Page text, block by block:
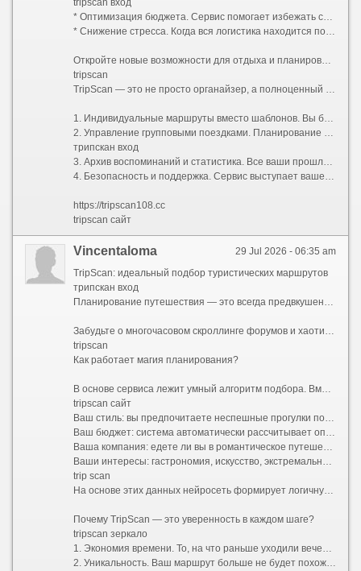
* Оптимизация бюджета. Сервис помогает избежать спонтанных и неоправданных трат. Он отслеживает динамику цен на выбранные направления, подсказывает наиболее выгодные даты для перелета и предлагает альтернативные локации поблизости, если основные точки вашего интереса оказываются слишком дорогими.
* Снижение стресса. Когда вся логистика находится под контролем надежного помощника, уровень тревоги падает до минимума. Вам больше не нужно держать в голове десятки деталей — Трипскан сам напомнит о регистрации на рейс, времени трансфера или начале оплаченной экскурсии.
Откройте новые возможности для отдыха и планирования
tripscan
TripScan — это не просто органайзер, а полноценный генератор впечатлений. Благодаря гибким настройкам персонализации, сервис открывает доступ к тем возможностям, которые идеально подходят именно вам:
1. Индивидуальные маршруты вместо шаблонов. Вы больше не зависите от стандартных туристических программ. Хотите гастрономический тур по нетуристическим районам Токио, поиск стрит-арта в Берлине или тихие ретриты в горах Алтая? Укажите свои интересы, и алгоритм выстроит уникальный путь, отражающий именно ваше видение идеального отдыха.
2. Управление групповыми поездками. Планирование отпуска с семьей или друзьями часто превращается в бесконечный чат с обсуждением деталей. В TripScan можно создать совместный проект путешествия, где каждый участник видит общее расписание, может добавлять свои идеи и отслеживать статус оплат.
трипскан вход
3. Архив воспоминаний и статистика. Все ваши прошлые поездки бережно сохраняются в личном кабинете. Это не только повод для приятной ностальгии, но и практичный инструмент: вы всегда можете поднять старые бронирования для отчета о командировке или вспомнить название того самого уютного кафе в Лиссабоне.
4. Безопасность и поддержка. Сервис выступает вашей страховкой в непредвиденных ситуациях. Если рейс отменен или изменились правила въезда, система оперативно уведомит вас и предложит актуальные варианты решения проблемы.
https://tripscan108.cc
tripscan сайт
29 Jul 2026 - 06:35 am
Vincentaloma
TripScan: идеальный подбор туристических маршрутов
трипскан вход
Планирование путешествия — это всегда предвкушение чуда, но на практике оно часто превращается в утомительный квест. Десятки открытых вкладок в браузере, бесконечные сравнения цен на отели и билеты, споры о том, какой музей посетить первым, а какой можно пропустить, страх упустить что-то по-настоящему важное — все это способно погасить энтузиазм еще до начала отпуска.
Забудьте о многочасовом скроллинге форумов и хаотичном составлении списков желаний. Представляем TripScan — ваш личный сервис для создания уникальных маршрутов, который превращает подготовку к поездке в увлекательную часть самого приключения.
tripscan
Как работает магия планирования?
В основе сервиса лежит умный алгоритм подбора. Вместо того чтобы предлагать шаблонные путеводители «для всех», TripScan анализирует ваши индивидуальные предпочтения. Процесс строится вокруг вас:
tripscan сайт
Ваш стиль: вы предпочитаете неспешные прогулки по старинным улочкам или активный хайкинг в горах?
Ваш бюджет: система автоматически рассчитывает оптимальные затраты и предлагает варианты размещения от уютных хостелов до премиальных отелей.
Ваша компания: едете ли вы в романтическое путешествие вдвоем, отправляетесь в семейный отпуск с детьми или исследуете мир в шумной компании друзей?
Ваши интересы: гастрономия, искусство, экстремальный спорт или тихий пляжный отдых.
trip scan
На основе этих данных нейросеть формирует логичную и сбалансированную программу поездки. Больше не нужно думать, как успеть из точки А в точку Б и где пообедать между экскурсиями. Сервис выстраивает оптимальный тайминг, учитывает время на дорогу и даже оставляет свободные окна для спонтанных открытий.
Почему TripScan — это уверенность в каждом шаге?
tripscan зеркало
1. Экономия времени. То, на что раньше уходили вечера напролет, теперь занимает несколько минут. Вы получаете готовую структуру маршрута, которую остается лишь утвердить.
2. Уникальность. Ваш маршрут больше не будет похож на стандартный турпакет. TripScan находит небанальные локации, скрытые от массовых туристов смотровые площадки и аутентичные заведения, которые сделают вашу поездку по-настоящему особенной.